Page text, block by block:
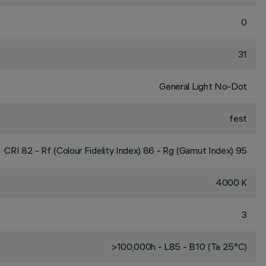
0
31
General Light No-Dot
fest
CRI 82 - Rf (Colour Fidelity Index) 86 - Rg (Gamut Index) 95
4000 K
3
>100,000h - L85 - B10 (Ta 25°C)